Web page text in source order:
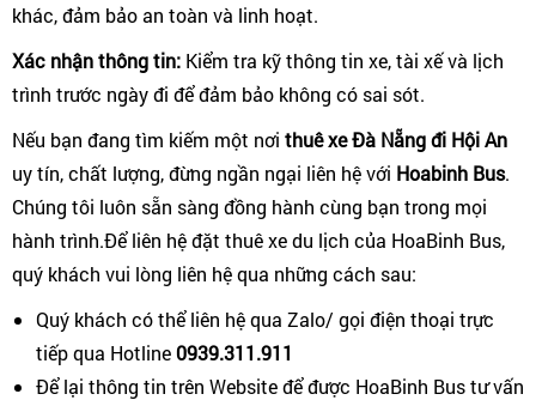
khác, đảm bảo an toàn và linh hoạt.
Xác nhận thông tin: Kiểm tra kỹ thông tin xe, tài xế và lịch
trình trước ngày đi để đảm bảo không có sai sót.
Nếu bạn đang tìm kiếm một nơi thuê xe Đà Nẵng đi Hội An
uy tín, chất lượng, đừng ngần ngại liên hệ với Hoabinh Bus.
Chúng tôi luôn sẵn sàng đồng hành cùng bạn trong mọi
hành trình.Để liên hệ đặt thuê xe du lịch của HoaBinh Bus,
quý khách vui lòng liên hệ qua những cách sau:
Quý khách có thể liên hệ qua Zalo/ gọi điện thoại trực
tiếp qua Hotline0939.311.911
Để lại thông tin trên Website để được HoaBinh Bus tư vấn